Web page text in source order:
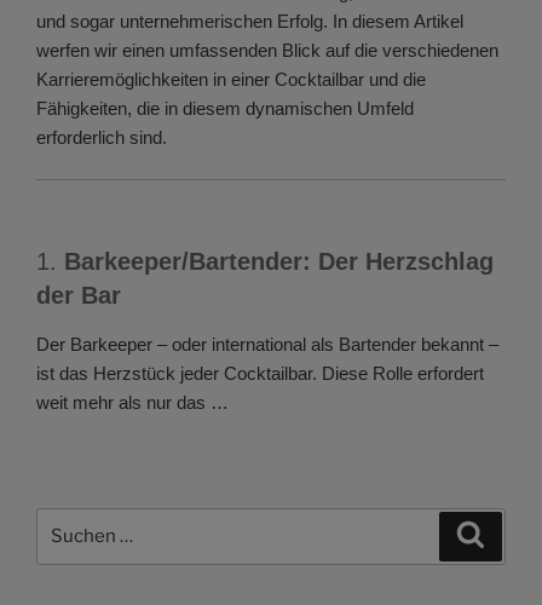
und sogar unternehmerischen Erfolg. In diesem Artikel
werfen wir einen umfassenden Blick auf die verschiedenen
Karrieremöglichkeiten in einer Cocktailbar und die
Fähigkeiten, die in diesem dynamischen Umfeld
erforderlich sind.
1. Barkeeper/Bartender: Der Herzschlag
der Bar
Der Barkeeper – oder international als Bartender bekannt –
ist das Herzstück jeder Cocktailbar. Diese Rolle erfordert
weit mehr als nur das …